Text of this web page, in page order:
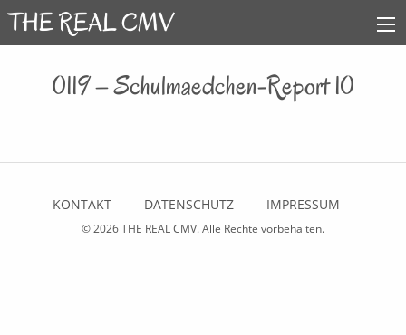
0119 – Schulmaedchen-Report 10
KONTAKT DATENSCHUTZ IMPRESSUM
© 2026THE REAL CMV. Alle Rechte vorbehalten.